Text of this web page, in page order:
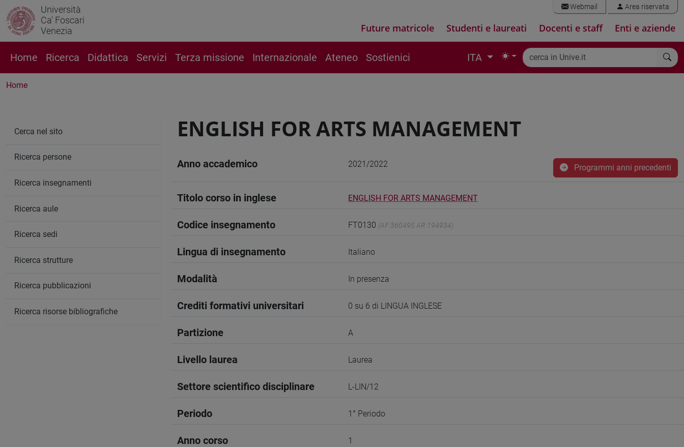
Università
Ca' Foscari
Venezia
Webmail Area riservata
Future matricole Studenti e laureati Docenti e staff Enti e aziende
Home Ricerca Didattica Servizi Terza missione Internazionale Ateneo Sostienici ITA
Home
ENGLISH FOR ARTS MANAGEMENT
Anno accademico 2021/2022 Programmi anni precedenti
Titolo corso in inglese ENGLISH FOR ARTS MANAGEMENT
Codice insegnamento FT0130 (AF:360495 AR:194934)
Lingua di insegnamento Italiano
Modalità In presenza
Crediti formativi universitari 0 su 6 di LINGUA INGLESE
Partizione A
Livello laurea Laurea
Settore scientifico disciplinare L-LIN/12
Periodo 1° Periodo
Anno corso 1
Cerca nel sito
Ricerca persone
Ricerca insegnamenti
Ricerca aule
Ricerca sedi
Ricerca strutture
Ricerca pubblicazioni
Ricerca risorse bibliografiche